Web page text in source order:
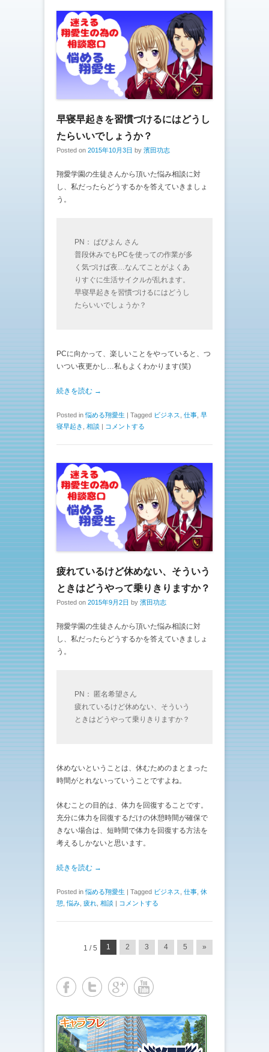
早寝早起きを習慣づけるにはどうし
たらいいでしょうか？
Posted on 2015年10月3日 by 濱田功志
翔愛学園の生徒さんから頂いた悩み相談に対
し、私だったらどうするかを答えていきましょ
う。
PN： ぱぴよん さん
普段休みでもPCを使っての作業が多
く気づけば夜…なんてことがよくあ
りすぐに生活サイクルが乱れます。
早寝早起きを習慣づけるにはどうし
たらいいでしょうか？
PCに向かって、楽しいことをやっていると、つ
いつい夜更かし…私もよくわかります(笑)
続きを読む →
Posted in悩める翔愛生 | Tagged ビジネス 仕事 早
寝早起き
相談 | コメントする
疲れているけど休めない、そういう
ときはどうやって乗りきりますか？
Posted on 2015年9月2日 by 濱田功志
翔愛学園の生徒さんから頂いた悩み相談に対
し、私だったらどうするかを答えていきましょ
う。
PN： 匿名希望さん
疲れているけど休めない、そういう
ときはどうやって乗りきりますか？
休めないということは、休むためのまとまった
時間がとれないっていうことですよね。
休むことの目的は、体力を回復することです。
充分に体力を回復するだけの休憩時間が確保で
きない場合は、短時間で体力を回復する方法を
考えるしかないと思います。
続きを読む →
Posted in悩める翔愛生 Tagged ビジネス 仕事 休
憩 ,悩み 疲れ 相談 コメントする
投稿ナビゲーション
1 / 5 1 2 3 4 5 »